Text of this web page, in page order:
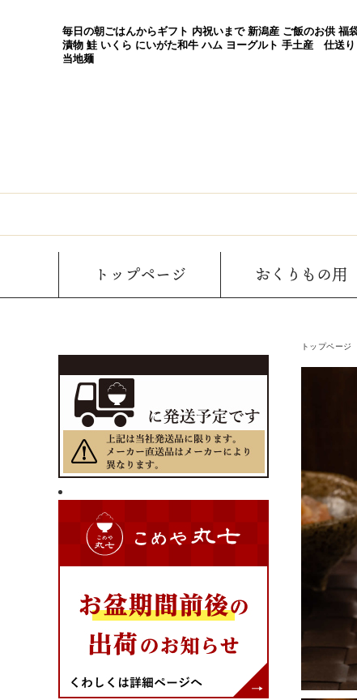
毎日の朝ごはんからギフト 内祝いまで 新潟産 ご飯のお供 福
漬物 鮭 いくら にいがた和牛 ハム ヨーグルト 手土産 仕送
当地麺
トップページ おくりもの用
トップページ